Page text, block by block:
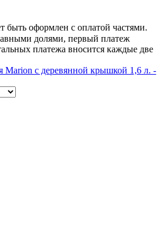
быть оформлен с оплатой частями.
долями, первый платеж
платежа вносится каждые две
Marion с деревянной крышкой 1,6 л. -